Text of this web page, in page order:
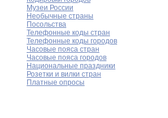
Музеи России
Необычные страны
Посольства
Телефонные коды стран
Телефонные коды городов
Часовые пояса стран
Часовые пояса городов
Национальные праздники
Розетки и вилки стран
Платные опросы